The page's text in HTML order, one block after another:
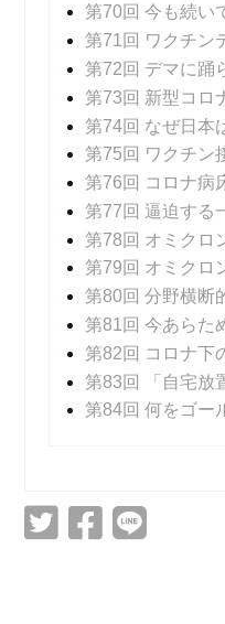
第77回 逼迫する
第80回 分野横断
第81回 今あらた
第82回 コロナ下
第83回 「自宅放
第84回 何をゴー